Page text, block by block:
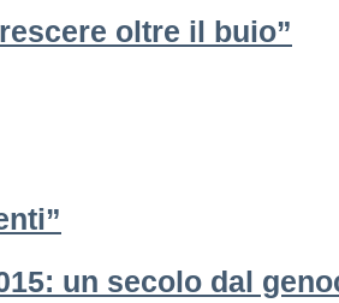
oltre il buio”
un secolo dal